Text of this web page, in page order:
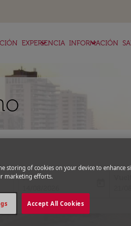
EXPERIENCIA
keyboard_arrow_down INFORMACIÓN
keyboard_arrow_down
Ida
fc-
storing of cookies on your device to enhance
marketing efforts.
Accept All Cookies